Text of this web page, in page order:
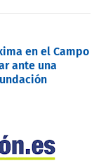
en el Campo
ante una